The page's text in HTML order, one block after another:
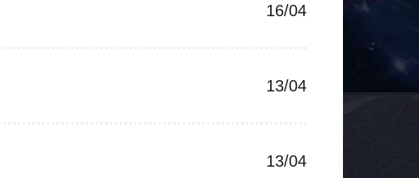
16/04
13/04
13/04